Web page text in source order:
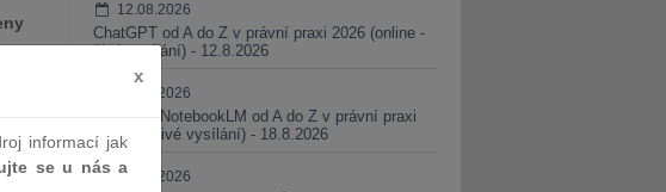
12.08.2026
ChatGPT od A do Z v právní praxi 2026 (online -
živé vysílání) - 12.8.2026
18.08.2026
Gemini a NotebookLM od A do Z v právní praxi
(online - živé vysílání) - 18.8.2026
25.08.2026
x
informací jak
se u nás a